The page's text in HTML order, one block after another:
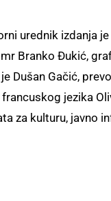
urednik izdanja
Branko Đukić,
Dušan Gačić,
jezika
za kulturu, javno